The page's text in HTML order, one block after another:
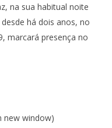
na sua habitual noite
há dois anos, no
marcará presença no
new window)